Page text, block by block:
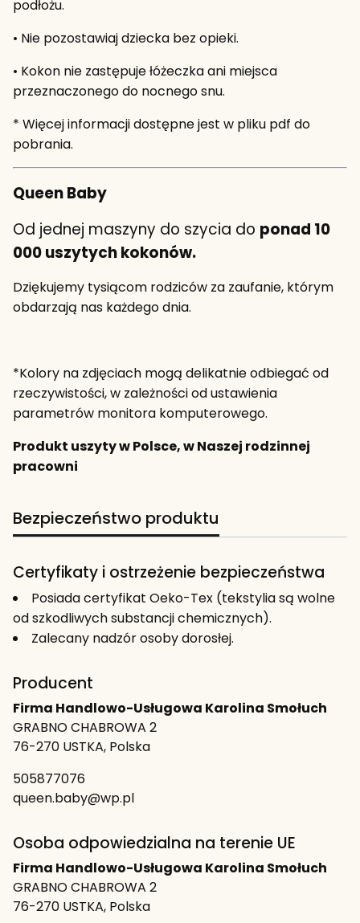
podłożu.
• Nie pozostawiaj dziecka bez opieki.
• Kokon nie zastępuje łóżeczka ani miejsca
przeznaczonego do nocnego snu.
* Więcej informacji dostępne jest w pliku pdf do
pobrania.
Queen Baby
Od jednej maszyny do szycia do ponad 10
000 uszytych kokonów.
Dziękujemy tysiącom rodziców za zaufanie, którym
obdarzają nas każdego dnia.
*Kolory na zdjęciach mogą delikatnie odbiegać od
rzeczywistości, w zależności od ustawienia
parametrów monitora komputerowego.
Produkt uszyty w Polsce, w Naszej rodzinnej
pracowni
Bezpieczeństwo produktu
Certyfikaty i ostrzeżenie bezpieczeństwa
Posiada certyfikat Oeko-Tex (tekstylia są wolne
od szkodliwych substancji chemicznych).
Zalecany nadzór osoby dorosłej.
Producent
Firma Handlowo-Usługowa Karolina Smołuch
GRABNO CHABROWA 2
76-270 USTKA, Polska
505877076
queen.baby@wp.pl
Osoba odpowiedzialna na terenie UE
Firma Handlowo-Usługowa Karolina Smołuch
GRABNO CHABROWA 2
76-270 USTKA, Polska